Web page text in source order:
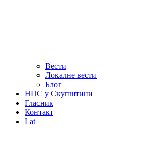
Вести
Локалне вести
Блог
НПС у Скупштини
Гласник
Контакт
Lat